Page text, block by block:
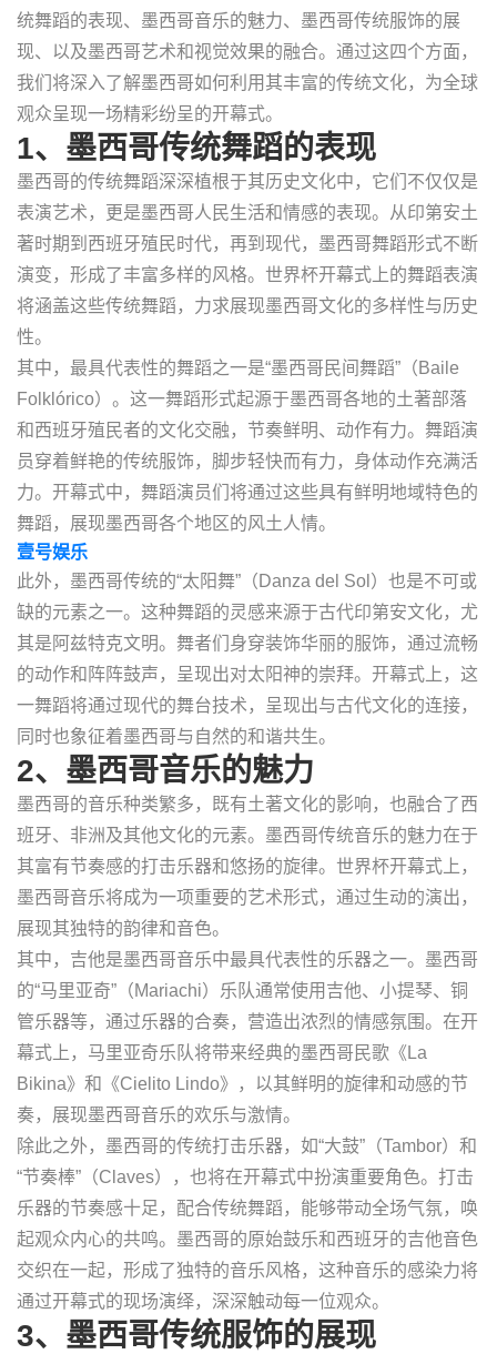
统舞蹈的表现、墨西哥音乐的魅力、墨西哥传统服饰的展
现、以及墨西哥艺术和视觉效果的融合。通过这四个方面，
我们将深入了解墨西哥如何利用其丰富的传统文化，为全球
观众呈现一场精彩纷呈的开幕式。
1、墨西哥传统舞蹈的表现
墨西哥的传统舞蹈深深植根于其历史文化中，它们不仅仅是
表演艺术，更是墨西哥人民生活和情感的表现。从印第安土
著时期到西班牙殖民时代，再到现代，墨西哥舞蹈形式不断
演变，形成了丰富多样的风格。世界杯开幕式上的舞蹈表演
将涵盖这些传统舞蹈，力求展现墨西哥文化的多样性与历史
性。
其中，最具代表性的舞蹈之一是“墨西哥民间舞蹈”（Baile
Folklórico）。这一舞蹈形式起源于墨西哥各地的土著部落
和西班牙殖民者的文化交融，节奏鲜明、动作有力。舞蹈演
员穿着鲜艳的传统服饰，脚步轻快而有力，身体动作充满活
力。开幕式中，舞蹈演员们将通过这些具有鲜明地域特色的
舞蹈，展现墨西哥各个地区的风土人情。
壹号娱乐
此外，墨西哥传统的“太阳舞”（Danza del Sol）也是不可或
缺的元素之一。这种舞蹈的灵感来源于古代印第安文化，尤
其是阿兹特克文明。舞者们身穿装饰华丽的服饰，通过流畅
的动作和阵阵鼓声，呈现出对太阳神的崇拜。开幕式上，这
一舞蹈将通过现代的舞台技术，呈现出与古代文化的连接，
同时也象征着墨西哥与自然的和谐共生。
2、墨西哥音乐的魅力
墨西哥的音乐种类繁多，既有土著文化的影响，也融合了西
班牙、非洲及其他文化的元素。墨西哥传统音乐的魅力在于
其富有节奏感的打击乐器和悠扬的旋律。世界杯开幕式上，
墨西哥音乐将成为一项重要的艺术形式，通过生动的演出，
展现其独特的韵律和音色。
其中，吉他是墨西哥音乐中最具代表性的乐器之一。墨西哥
的“马里亚奇”（Mariachi）乐队通常使用吉他、小提琴、铜
管乐器等，通过乐器的合奏，营造出浓烈的情感氛围。在开
幕式上，马里亚奇乐队将带来经典的墨西哥民歌《La
Bikina》和《Cielito Lindo》，以其鲜明的旋律和动感的节
奏，展现墨西哥音乐的欢乐与激情。
除此之外，墨西哥的传统打击乐器，如“大鼓”（Tambor）和
“节奏棒”（Claves），也将在开幕式中扮演重要角色。打击
乐器的节奏感十足，配合传统舞蹈，能够带动全场气氛，唤
起观众内心的共鸣。墨西哥的原始鼓乐和西班牙的吉他音色
交织在一起，形成了独特的音乐风格，这种音乐的感染力将
通过开幕式的现场演绎，深深触动每一位观众。
3、墨西哥传统服饰的展现